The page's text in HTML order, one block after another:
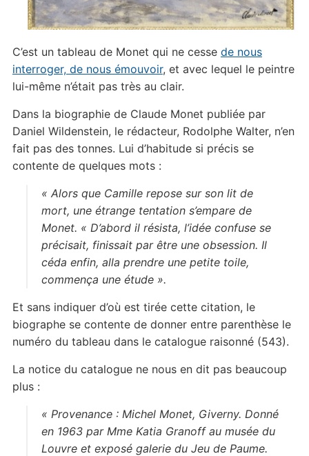
C’est un tableau de Monet qui ne cesse de nous
interroger, de nous émouvoir, et avec lequel le peintre
lui-même n’était pas très au clair.
Dans la biographie de Claude Monet publiée par
Daniel Wildenstein, le rédacteur, Rodolphe Walter, n’en
fait pas des tonnes. Lui d’habitude si précis se
contente de quelques mots :
« Alors que Camille repose sur son lit de
mort, une étrange tentation s’empare de
Monet. « D’abord il résista, l’idée confuse se
précisait, finissait par être une obsession. Il
céda enfin, alla prendre une petite toile,
commença une étude ».
Et sans indiquer d’où est tirée cette citation, le
biographe se contente de donner entre parenthèse le
numéro du tableau dans le catalogue raisonné (543).
La notice du catalogue ne nous en dit pas beaucoup
plus :
« Provenance : Michel Monet, Giverny. Donné
en 1963 par Mme Katia Granoff au musée du
Louvre et exposé galerie du Jeu de Paume.